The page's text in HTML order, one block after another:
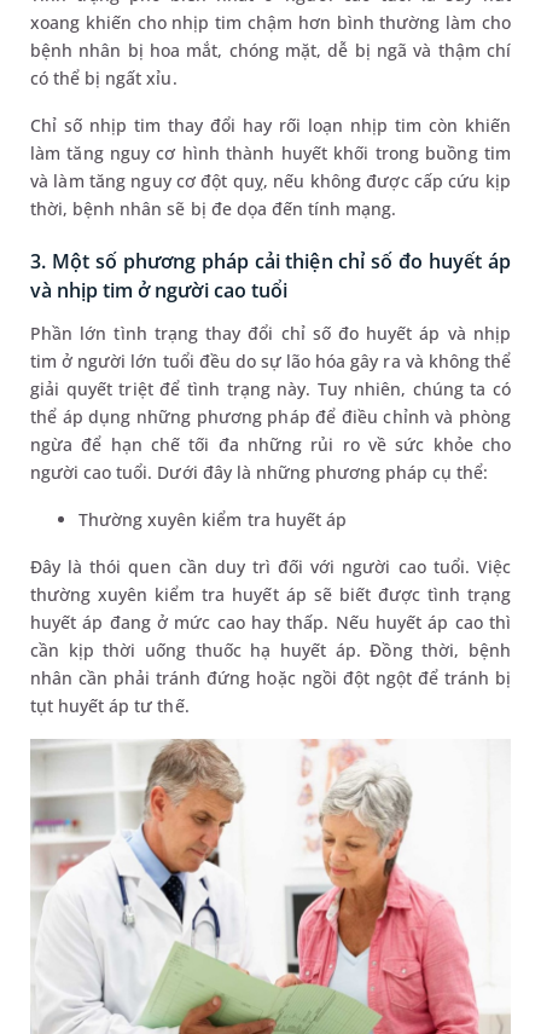
xoang khiến cho nhịp tim chậm hơn bình thường làm cho
bệnh nhân bị hoa mắt, chóng mặt, dễ bị ngã và thậm chí
có thể bị ngất xỉu.
Chỉ số nhịp tim thay đổi hay rối loạn nhịp tim còn khiến
làm tăng nguy cơ hình thành huyết khối trong buồng tim
và làm tăng nguy cơ đột quỵ, nếu không được cấp cứu kịp
thời, bệnh nhân sẽ bị đe dọa đến tính mạng.
3. Một số phương pháp cải thiện chỉ số đo huyết áp
và nhịp tim ở người cao tuổi
Phần lớn tình trạng thay đổi chỉ số đo huyết áp và nhịp
tim ở người lớn tuổi đều do sự lão hóa gây ra và không thể
giải quyết triệt để tình trạng này. Tuy nhiên, chúng ta có
thể áp dụng những phương pháp để điều chỉnh và phòng
ngừa để hạn chế tối đa những rủi ro về sức khỏe cho
người cao tuổi. Dưới đây là những phương pháp cụ thể:
Thường xuyên kiểm tra huyết áp
Đây là thói quen cần duy trì đối với người cao tuổi. Việc
thường xuyên kiểm tra huyết áp sẽ biết được tình trạng
huyết áp đang ở mức cao hay thấp. Nếu huyết áp cao thì
cần kịp thời uống thuốc hạ huyết áp. Đồng thời, bệnh
nhân cần phải tránh đứng hoặc ngồi đột ngột để tránh bị
tụt huyết áp tư thế.